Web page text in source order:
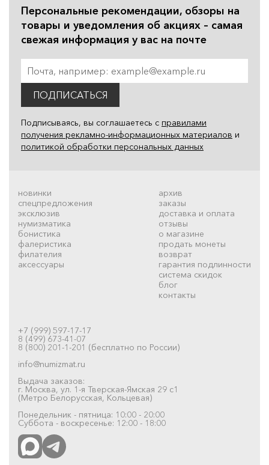
Персональные рекомендации, обзоры на
товары и уведомления об акциях – самая
свежая информация у вас на почте
ПОДПИСАТЬСЯ
Подписываясь, вы соглашаетесь с правилами
получения рекламно-информационных материалов и
политикой обработки персональных данных
новинки
спецпредложения
эксклюзив
нумизматика
бонистика
фалеристика
филателия
аксессуары
архив
заказы
доставка и оплата
отзывы
о магазине
продать монеты
возврат
гарантия подлинности
система скидок
блог
контакты
+7 (999) 597-17-17
8 (499) 673-41-07
8 (800) 201-1-201 (бесплатно по России)
info@numizmat.ru
Выдача заказов:
г. Москва, ул. 1-я Тверская-Ямская 29 с1
(Метро Белорусская, Кольцевая)
Понедельник - пятница: 10:00 - 20:00
Суббота - воскресенье: 12:00 - 18:00